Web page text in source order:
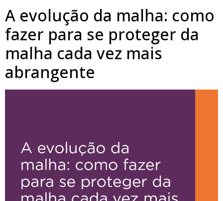
A evolução da malha: como
fazer para se proteger da
malha cada vez mais
abrangente